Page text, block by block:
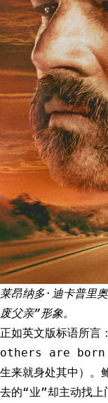
莱昂纳多·迪卡普里
废父亲”形象。
正如英文版标语
others are born
生来就身处其中）。
去的“业”却主动找上